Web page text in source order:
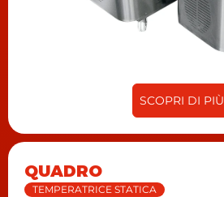
SCOPRI DI PIÙ
QUADRO
TEMPERATRICE STATICA